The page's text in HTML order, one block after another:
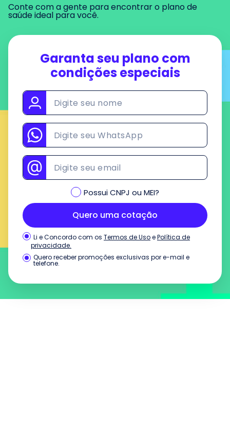
Conte com a gente para encontrar o plano de
saúde ideal para você.
Garanta seu plano com
condições especiais
Possui CNPJ ou MEI?
Quero uma cotação
Li e Concordo com os Termos de UsoePolítica de
privacidade.
Quero receber promoções exclusivas por e-mail e
telefone.